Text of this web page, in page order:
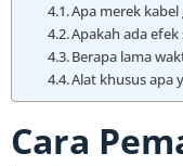
Apa merek
Apakah ada
Berapa lama
Alat khusus apa
Cara